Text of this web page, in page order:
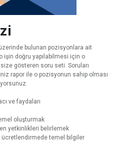
bulunan pozisyonlara ait
işin doğru yapılabilmesi için o
gösteren soru seti. Soruları
rapor ile o pozisyonun sahip olması
ve faydaları
oluşturmak
yetkinlikleri belirlemek
ücretlendirmede temel bilgiler